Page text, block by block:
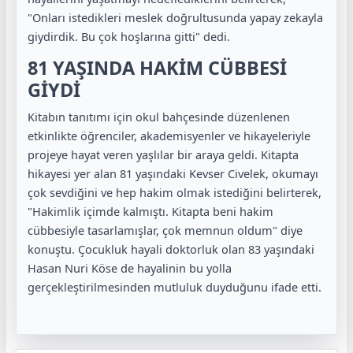
"Onları istedikleri meslek doğrultusunda yapay zekayla
giydirdik. Bu çok hoşlarına gitti" dedi.
81 YAŞINDA HAKİM CÜBBESİ
GİYDİ
Kitabın tanıtımı için okul bahçesinde düzenlenen
etkinlikte öğrenciler, akademisyenler ve hikayeleriyle
projeye hayat veren yaşlılar bir araya geldi. Kitapta
hikayesi yer alan 81 yaşındaki Kevser Civelek, okumayı
çok sevdiğini ve hep hakim olmak istediğini belirterek,
"Hakimlik içimde kalmıştı. Kitapta beni hakim
cübbesiyle tasarlamışlar, çok memnun oldum" diye
konuştu. Çocukluk hayali doktorluk olan 83 yaşındaki
Hasan Nuri Köse de hayalinin bu yolla
gerçekleştirilmesinden mutluluk duyduğunu ifade etti.